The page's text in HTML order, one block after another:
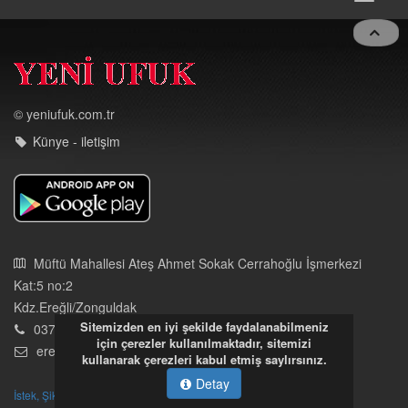
© yeniufuk.com.tr
Künye - iletişim
Müftü Mahallesi Ateş Ahmet Sokak Cerrahoğlu İşmerkezi
03723121008
eregliyeniufuk@gmail.com
İstek, Şikayetleriniz İçin Tıklayın
Tüm hakları saklıdır. İzinsiz kullanılamaz.
Sitemizden en iyi şekilde faydalanabilmeniz
için çerezler kullanılmaktadır, sitemizi
kullanarak çerezleri kabul etmiş saylırsınız.
Detay